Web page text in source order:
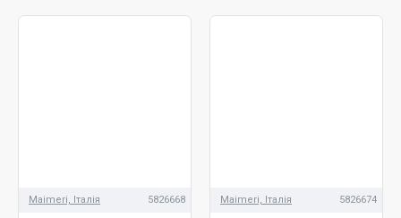
Maimeri, Італія 5826668 Maimeri, Італія 5826674